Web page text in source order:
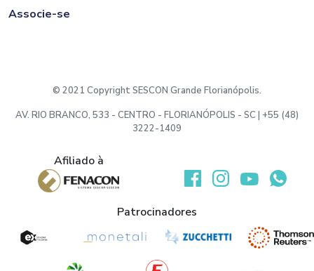
Associe-se
© 2021 Copyright SESCON Grande Florianópolis.
AV. RIO BRANCO, 533 - CENTRO - FLORIANÓPOLIS - SC | +55 (48)
3222-1409
Afiliado à
Desenvolvido por:
Patrocinadores